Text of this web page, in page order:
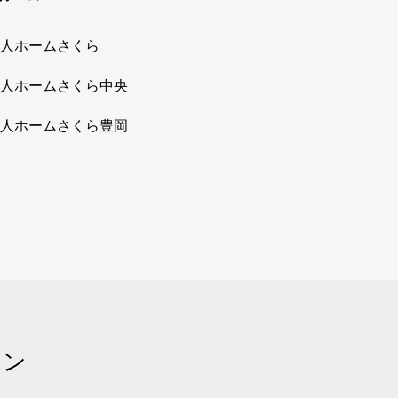
ホームさくら
ホームさくら中央
ホームさくら豊岡